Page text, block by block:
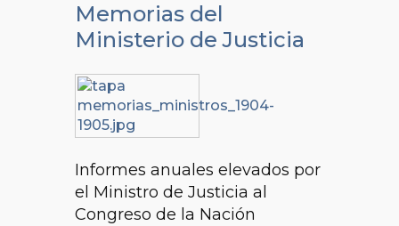
Memorias del
Ministerio de Justicia
Informes anuales elevados por
el Ministro de Justicia al
Congreso de la Nación